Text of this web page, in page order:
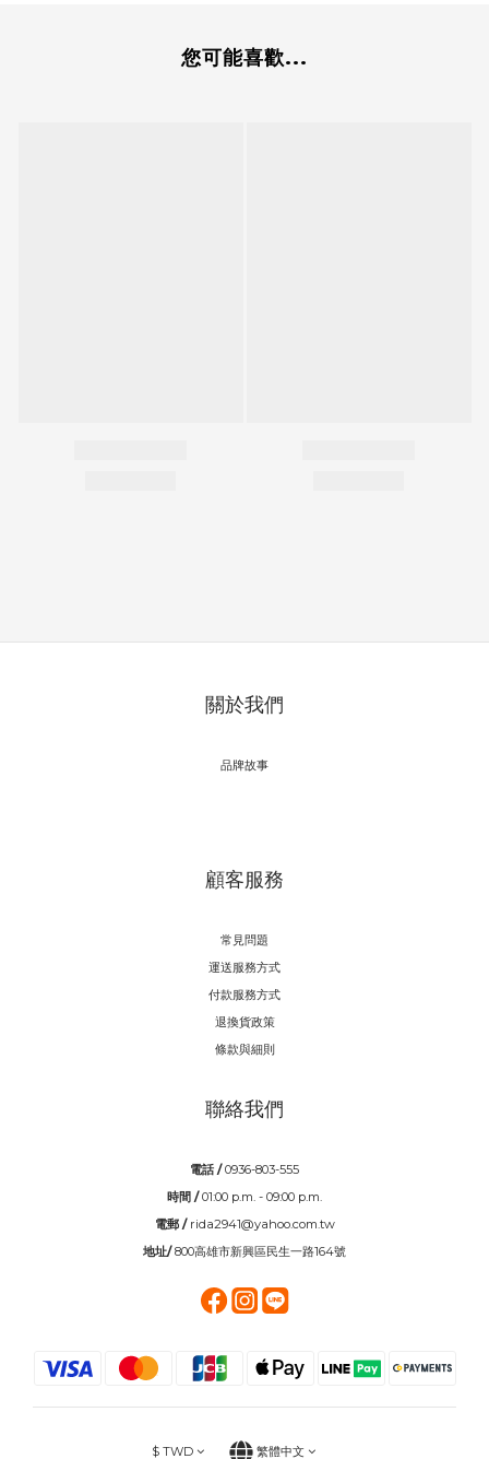
您可能喜歡...
關於我們
品牌故事
顧客服務
常見問題
運送服務方式
付款服務方式
退換貨政策
條款與細則
聯絡我們
電話 /0936-803-555
時間 /01:00 p.m. - 09:00 p.m.
電郵 / rida2941@yahoo.com.tw
地址/800高雄市新興區民生一路164號
$ TWD 繁體中文